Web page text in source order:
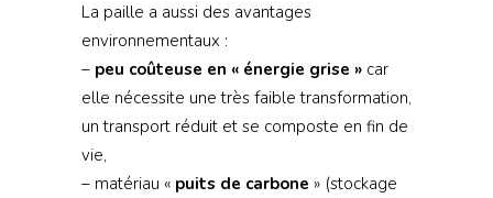
La paille a aussi des avantages
environnementaux :
– peu coûteuse en « énergie grise »car
elle nécessite une très faible transformation,
un transport réduit et se composte en fin de
vie,
– matériau « puits de carbone » (stockage